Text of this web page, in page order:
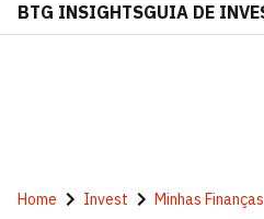
BTG INSIGHTSGUIA DE
Home Invest Minhas Finanças